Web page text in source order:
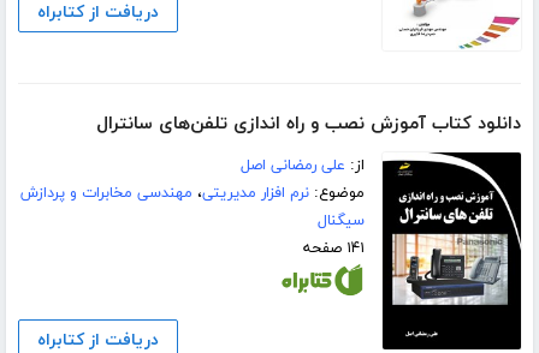
دریافت از کتابراه
دانلود کتاب آموزش نصب و راه اندازی تلفن‌های سانترال
از: علی رمضانی اصل
موضوع:نرم افزار مدیریتی، مهندسی مخابرات و پردازش
سیگنال
۱۴۱ صفحه
دریافت از کتابراه